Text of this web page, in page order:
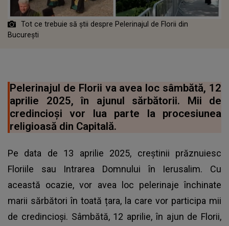
Tot ce trebuie să știi despre Pelerinajul de Florii din
București
Pelerinajul de Florii va avea loc sâmbătă, 12
aprilie 2025, în ajunul sărbătorii. Mii de
credincioși vor lua parte la procesiunea
religioasă din Capitală.
Pe data de 13 aprilie 2025, creștinii prăznuiesc
Floriile sau Intrarea Domnului în Ierusalim. Cu
această ocazie, vor avea loc pelerinaje închinate
marii sărbători în toată țara, la care vor participa mii
de credincioși. Sâmbătă, 12 aprilie, în ajun de Florii,